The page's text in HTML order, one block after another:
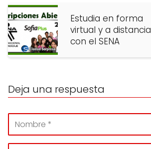
Estudia en forma
virtual y a distancia
con el SENA
Deja una respuesta